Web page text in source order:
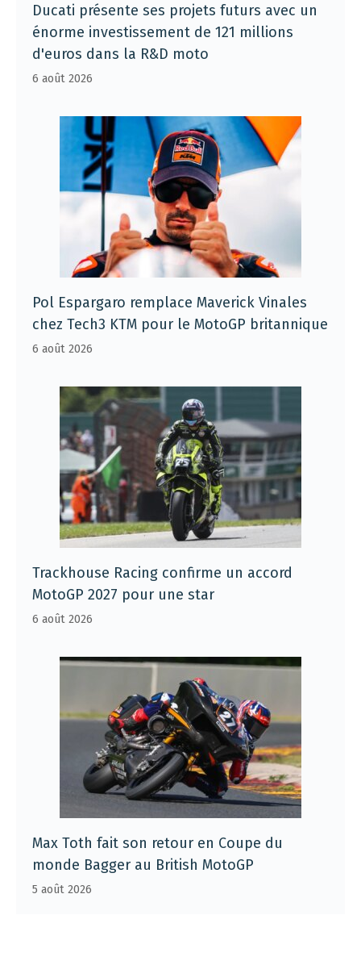
Ducati présente ses projets futurs avec un
énorme investissement de 121 millions
d'euros dans la R&D moto
6 août 2026
Pol Espargaro remplace Maverick Vinales
chez Tech3 KTM pour le MotoGP britannique
6 août 2026
Trackhouse Racing confirme un accord
MotoGP 2027 pour une star
6 août 2026
Max Toth fait son retour en Coupe du
monde Bagger au British MotoGP
5 août 2026